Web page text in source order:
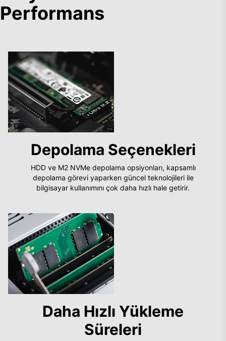
Performans
Depolama Seçenekleri
HDD ve M2 NVMe depolama opsiyonları, kapsamlı
depolama görevi yaparken güncel teknolojileri ile
bilgisayar kullanımını çok daha hızlı hale getirir.
Daha Hızlı Yükleme
Süreleri